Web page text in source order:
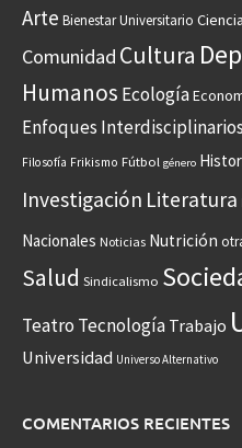
Arte Bienestar Universitario Ciencia
Comunidad Cultura
Humanos Ecología
Enfoques Interdisciplinarios
Filosofía Frikismo Fútbol género
Investigación Literatura
Nacionales Noticias Nutrición
Salud Sindicalismo
Teatro Tecnología Trabajo
Universidad Universo Alternativo
COMENTARIOS RECIENTES